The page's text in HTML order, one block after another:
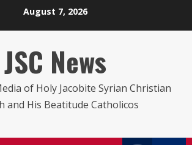
August 7, 2026
JSC News
of Holy Jacobite Syrian Christian
and His Beatitude Catholicos